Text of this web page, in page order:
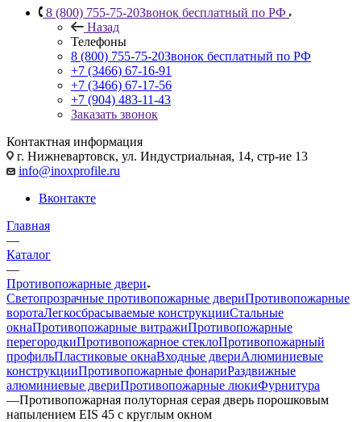
8 (800) 755-75-20Звонок бесплатный по РФ
Назад
Телефоны
8 (800) 755-75-20Звонок бесплатный по РФ
+7 (3466) 67-16-91
+7 (3466) 67-17-56
+7 (904) 483-11-43
Заказать звонок
Контактная информация
г. Нижневартовск, ул. Индустриальная, 14, стр-ие 13
info@inoxprofile.ru
Вконтакте
Главная
—
Каталог
—
Противопожарные двери
Светопрозрачные противопожарные двериПротивопожарные
воротаЛегкосбрасываемые конструкцииСтальные
окнаПротивопожарные витражиПротивопожарные
перегородкиПротивопожарное стеклоПротивопожарный
профильПластиковые окнаВходные двериАлюминиевые
конструкцииПротивопожарные фонариРаздвижные
алюминиевые двериПротивопожарные люкиФурнитура
—Противопожарная полуторная серая дверь порошковым
напылением EIS 45 с круглым окном